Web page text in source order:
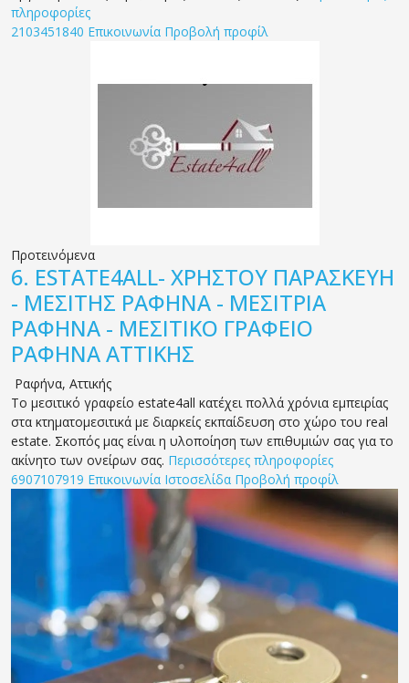
πληροφορίες
2103451840 Επικοινωνία Προβολή προφίλ
Προτεινόμενα
6. ESTATE4ALL- ΧΡΗΣΤΟΥ ΠΑΡΑΣΚΕΥΗ
- ΜΕΣΙΤΗΣ ΡΑΦΗΝΑ - ΜΕΣΙΤΡΙΑ
ΡΑΦΗΝΑ - ΜΕΣΙΤΙΚΟ ΓΡΑΦΕΙΟ
ΡΑΦΗΝΑ ΑΤΤΙΚΗΣ
Ραφήνα, Αττικής
Το μεσιτικό γραφείο estate4all κατέχει πολλά χρόνια εμπειρίας
στα κτηματομεσιτικά με διαρκείς εκπαίδευση στο χώρο του real
estate. Σκοπός μας είναι η υλοποίηση των επιθυμιών σας για το
ακίνητο των ονείρων σας. Περισσότερες πληροφορίες
6907107919 Επικοινωνία Ιστοσελίδα Προβολή προφίλ